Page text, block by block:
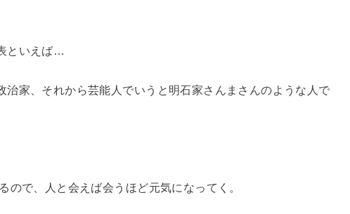
といえば…
治家、それから芸能人でいうと明石家さんまさんのような人で
ので、人と会えば会うほど元気になってく。